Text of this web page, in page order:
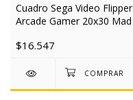
Cuadro Sega Video Flipper
Arcade Gamer 20x30 Mad
$16.547